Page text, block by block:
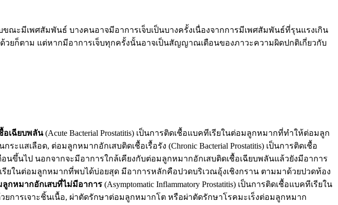
ะมีเพศสัมพันธ์ บางคนอาจมีอาการเจ็บเป็นบางครั้งเนื่องจากการมีเพศสัมพันธ์ที่รุนแรงเกิน
ก็ตาม แต่หากมีอาการเจ็บทุกครั้งนั้นอาจเป็นสัญญาณเตือนของภาวะความผิดปกติเกี่ยวกับ
อเฉียบพลัน(Acute Bacterial Prostatitis) เป็นการติดเชื้อแบคทีเรียในต่อมลูกหมากที่ทำให้ต่อมลูก
สเลือด, ต่อมลูกหมากอักเสบติดเชื้อเรื้อรัง (Chronic Bacterial Prostatitis) เป็นการติดเชื้อ
ขึ้นไป นอกจากจะมีอาการใกล้เคียงกับต่อมลูกหมากอักเสบติดเชื้อเฉียบพลันแล้วยังมีอาการ
เรียในต่อมลูกหมากที่พบได้บ่อยสุด มีอาการหลักคือปวดบริเวณอุ้งเชิงกราน ตามมาด้วยปวดท้อง
ลูกหมากอักเสบที่ไม่มีอาการ (Asymptomatic Inflammatory Prostatitis) เป็นการติดเชื้อแบคทีเรียใน
การเจาะชิ้นเนื้อ, ผ่าตัดรักษาต่อมลูกหมากโต หรือผ่าตัดรักษาโรคมะเร็งต่อมลูกหมาก